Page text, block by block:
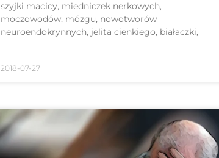
szyjki macicy, miedniczek nerkowych,
moczowodów, mózgu, nowotworów
neuroendokrynnych, jelita cienkiego, białaczki,
2018-07-27